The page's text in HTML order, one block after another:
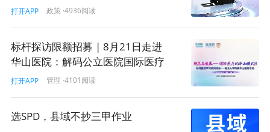
打开APP 政策 ·4936阅读
标杆探访限额招募 | 8月21日走进
华山医院：解码公立医院国际医疗
服务的实践方法论！
打开APP 管理 ·4101阅读
选SPD，县域不抄三甲作业